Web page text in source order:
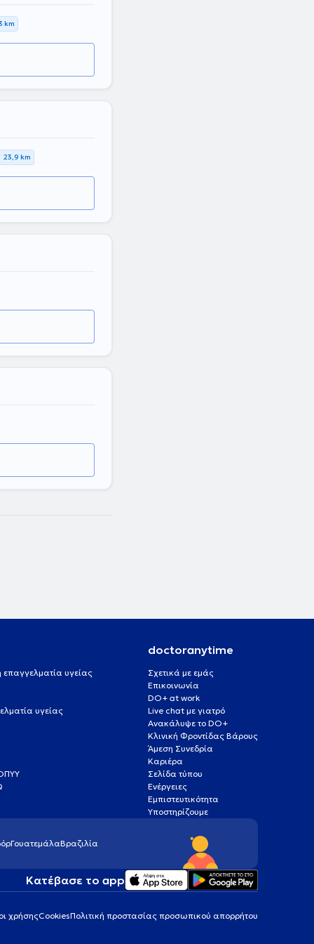
km
23,9 km
επαγγελματία υγείας
υγείας
doctoranytime
Σχετικά με εμάς
Επικοινωνία
DO+ at work
Live chat με γιατρό
Ανακάλυψε το DO+
Κλινική Φροντίδας Βάρους
Άμεση Συνεδρία
Καριέρα
Σελίδα τύπου
Ενέργειες
Εμπιστευτικότητα
Υποστηρίζουμε
ΓουατεμάλαΒραζιλία
Κατέβασε το app
χρήσηςCookiesΠολιτική προστασίας προσωπικού απορρήτου